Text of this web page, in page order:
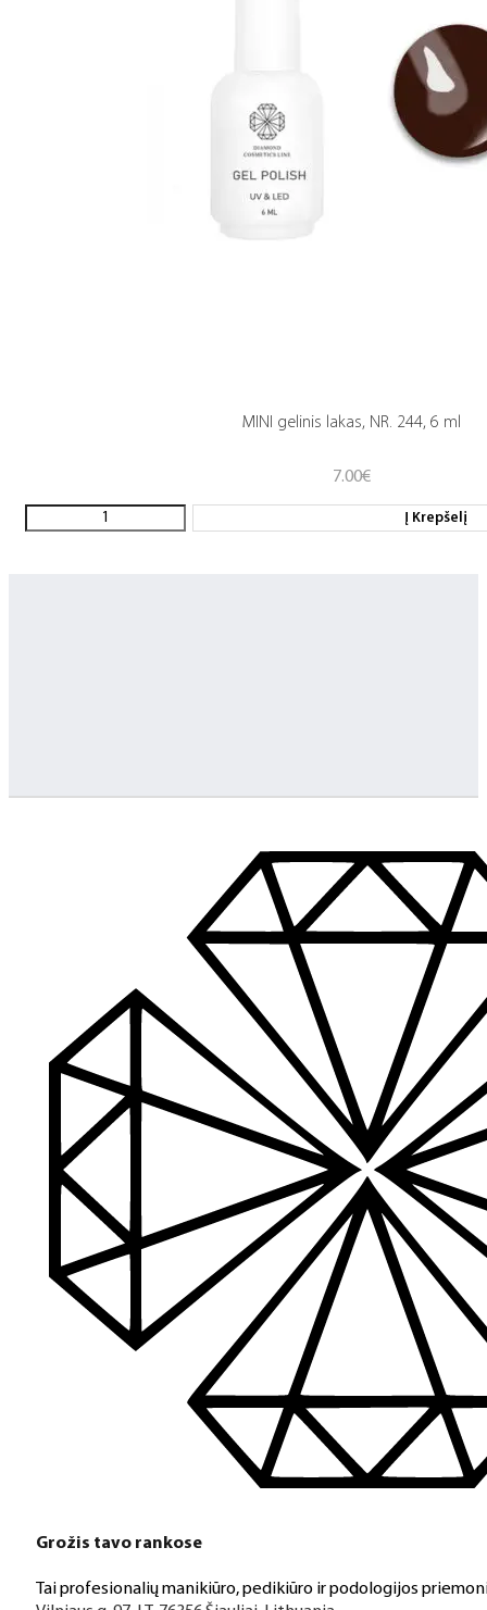
MINI gelinis lakas, NR. 244, 6 ml
7.00€
Į Krepšelį
Jeigu turite klausimų ar iškilo problemų su užsakymu, mus
Aukštos kokybės produkcija
Mes siūlome tik aukščiausios kokybės produktus nagams,
Platus prekių katalogas
Turime daugiau nei 3000 produktų visiems Jūsų poreikiams
PDF katalogas
Greitas pristatymas
Visus produktus turime vietoje ir pristatome visoje
Jeigu turite klausimų ar iškilo problemų su užsakymu, mus
Aukštos kokybės produkcija